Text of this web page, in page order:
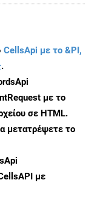
CellsApi με το &PI,
.
με το
σε HTML.
μετατρέψετε το
με